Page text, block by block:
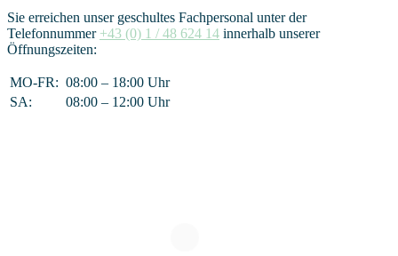
Sie erreichen unser geschultes Fachpersonal unter der
Telefonnummer +43 (0) 1 / 48 624 14 innerhalb unserer
Öffnungszeiten:
MO-FR: 08:00 – 18:00 Uhr
SA:
08:00 – 12:00 Uhr